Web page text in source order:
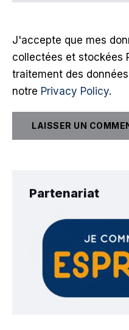
J'accepte que mes
collectées et stockées
traitement des
notre Privacy Policy.
Partenariat